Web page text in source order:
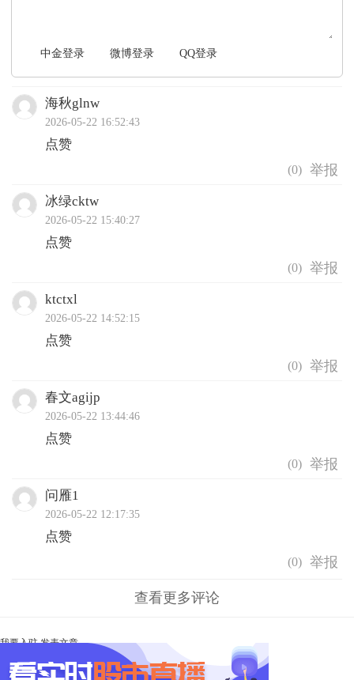
中金登录 微博登录 QQ登录
海秋glnw
2026-05-22 16:52:43
点赞
(0)
冰绿cktw
2026-05-22 15:40:27
点赞
(0)
ktctxl
2026-05-22 14:52:15
点赞
(0)
春文agijp
2026-05-22 13:44:46
点赞
(0)
问雁1
2026-05-22 12:17:35
点赞
(0)
查看更多评论
我要入驻 发表文章
Ta未开启直播